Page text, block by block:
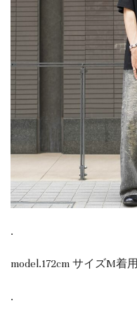
.
model.172cm サイズM着用
.